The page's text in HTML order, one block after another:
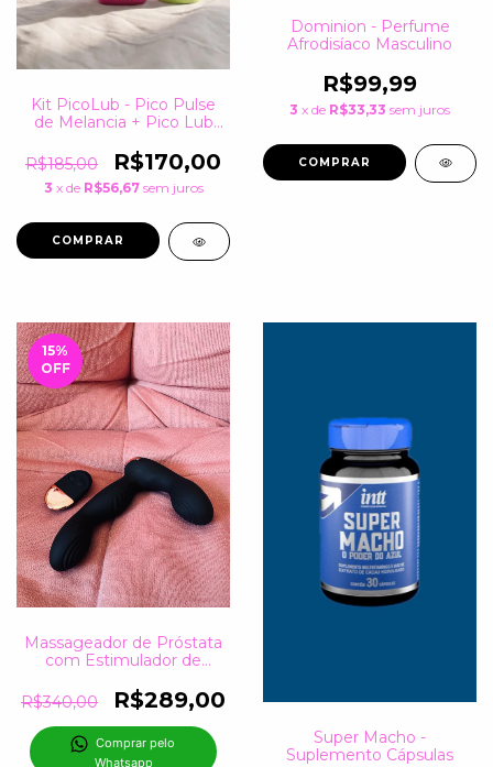
Kit PicoLub - Pico Pulse
de Melancia + Pico Lub
R$185,00
R$170,00
3 x de R$56,67 sem juros
Dominion - Perfume
Afrodisíaco Masculino
R$99,99
3 x de R$33,33 sem juros
15%
OFF
Massageador de Próstata
com Estimulador de
R$340,00
R$289,00
Comprar pelo
Whatsapp
Super Macho -
Suplemento Cápsulas